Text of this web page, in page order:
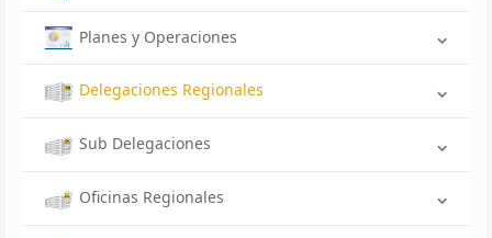
Planes y Operaciones
Delegaciones Regionales
Sub Delegaciones
Oficinas Regionales